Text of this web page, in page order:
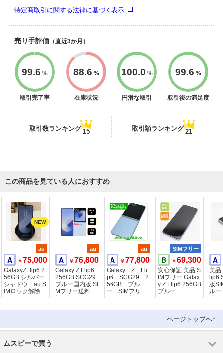
特定商取引に関する法律に基づく表示
売り手評価 （直近3か月）
99.6 %
取引完了率
88.6 %
在庫状況
100.0 %
円滑な取引
99.6 %
取引後の満足度
取引数ランキング 15 取引額ランキング 21
この商品を見ている人におすすめ
au
A ￥75,000
GalaxyZFlip6 2
56GB シルバー
シャドウ au S
IMロック解除済
み
au
A ￥76,800
Galaxy Z Flip6
256GB SCG29
ブルー国内版 SI
Mフリー送料無
料
au
A ￥77,800
Galaxy Z Fli
p6 SCG29 2
56GB ブル
ー SIMフリ
ー au版
SIMフリー
B ￥69,300
安心保証 美品 S
IMフリー Galax
y Z Flip6 256GB
ブルー
A
美品
lip6
版
ルー
ページトップへ↑
ムスビーで買う